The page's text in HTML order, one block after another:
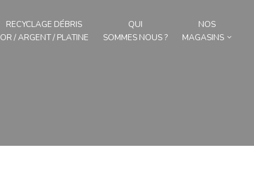
RECYCLAGE DÉBRIS
OR / ARGENT / PLATINE
QUI
SOMMES NOUS ?
NOS
MAGASINS